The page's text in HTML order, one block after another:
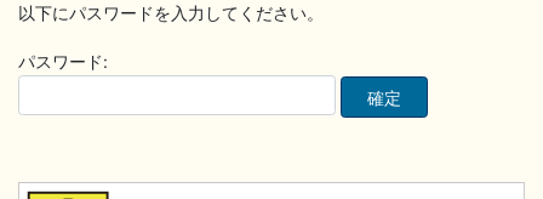
以下にパスワードを入力してください。
パスワード: